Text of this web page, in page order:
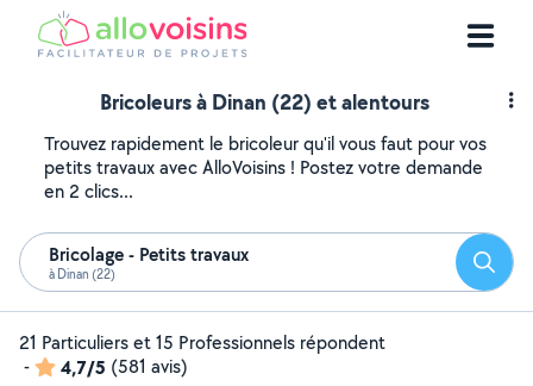
Bricoleurs à Dinan (22) et alentours
Trouvez rapidement le bricoleur qu'il vous faut pour vos
petits travaux avec AlloVoisins ! Postez votre demande
en 2 clics...
Bricolage - Petits travaux
à Dinan (22)
21 Particuliers et 15 Professionnels répondent
-
4,7/5 (581 avis)